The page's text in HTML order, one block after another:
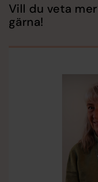
Vill du veta
gärna!